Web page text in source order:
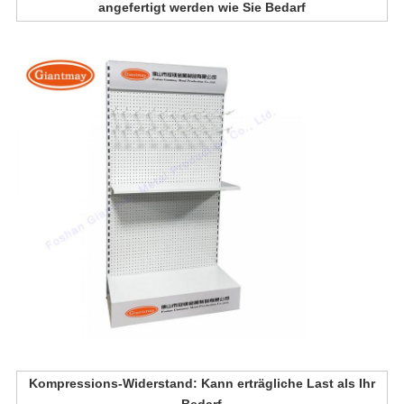
angefertigt werden wie Sie Bedarf
Kompressions-Widerstand: Kann erträgliche Last als Ihr